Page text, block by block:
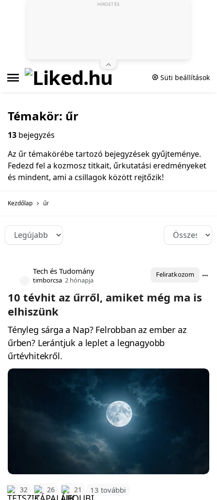
Süti beállítások
Témakör: űr
13 bejegyzés
Az űr témakörébe tartozó bejegyzések gyűjteménye.
Fedezd fel a kozmosz titkait, űrkutatási eredményeket
és mindent, ami a csillagok között rejtőzik!
Kezdőlap űr
Tech és Tudomány
timborcsa 2 hónapja
Feliratkozom
10 tévhit az űrről, amiket még ma is
elhiszünk
Tényleg sárga a Nap? Felrobban az ember az
űrben? Lerántjuk a leplet a legnagyobb
űrtévhitekről.
32 26 21 13 további
HIRDETÉS